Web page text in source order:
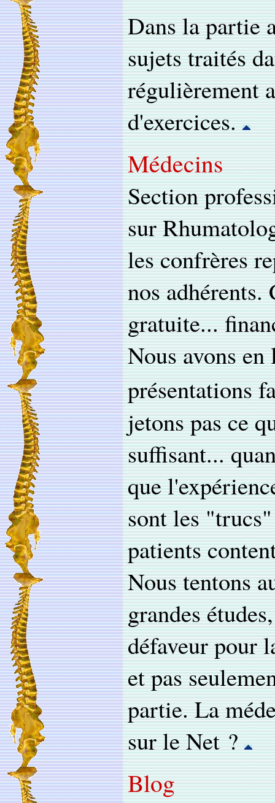
Dans la partie
sujets traités
régulièrement
d'exercices.
Médecins
Section
sur
les confrères
nos
gratuite...
Nous avons
présentations
jetons pas ce
suffisant...
que
sont les
patients
Nous tentons
grandes
défaveur pour
et pas
partie. La
sur le Net ?
Blog